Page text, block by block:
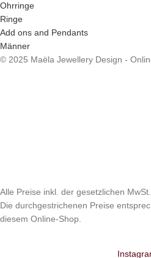
Ohrringe
Ringe
Add ons and Pendants
Männer
© 2025 Maëla Jewellery Design -
Alle Preise inkl. der gesetzlichen MwSt.
Die durchgestrichenen Preise
diesem Online-Shop.